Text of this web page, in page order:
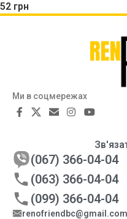
52 грн
Ми в соцмережах
(067) 366-04-04
(063) 366-04-04
(099) 366-04-04
renofriendbc@gmail.com